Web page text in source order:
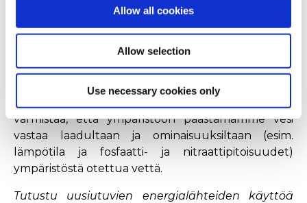
Allow all cookies
Allow selection
Use necessary cookies only
jonka tarkoituksena on vähentää
tuotantolaitostemme veden käyttöä: säästimme
vuosien 2015 ja 2017 välisenä aikana 150 litraa vettä
valmista tuotetonnia kohti. Paransimme lisäksi
varmistaa, että ympäristöön päästämämme vesi
vastaa laadultaan ja ominaisuuksiltaan (esim.
lämpötila ja fosfaatti- ja nitraattipitoisuudet)
ympäristöstä otettua vettä.
Tutustu uusiutuvien energialähteiden käyttöä